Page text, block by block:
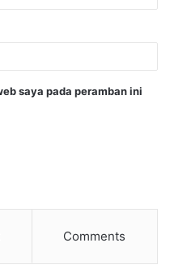
saya pada peramban ini
Comments